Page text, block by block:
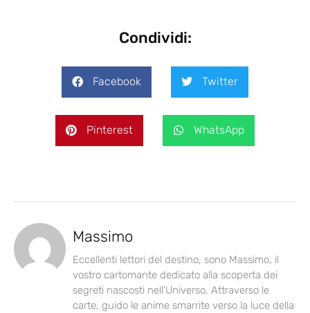
Condividi:
Facebook Twitter
Pinterest WhatsApp
Massimo
Eccellenti lettori del destino, sono Massimo, il
vostro cartomante dedicato alla scoperta dei
segreti nascosti nell'Universo. Attraverso le
carte, guido le anime smarrite verso la luce della